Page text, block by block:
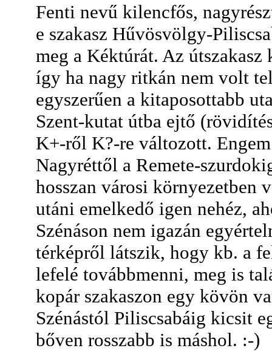
Fenti nevű kilencfős,
e szakasz Hűvösvölgy-
meg a Kéktúrát. Az
így ha nagy ritkán nem volt
egyszerűen a kitaposottabb
Szent-kutat útba ejtő
K+-ről K?-re változott.
Nagyréttől a Remete-
hosszan városi környezetben
utáni emelkedő igen nehéz,
Szénáson nem igazán
térképről látszik, hogy kb. a
lefelé továbbmenni, meg is
kopár szakaszon egy kövön
Szénástól Piliscsabáig kicsit
bőven rosszabb is máshol. :-)